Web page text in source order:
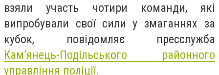
взяли участь чотири команди, які
випробували свої сили у змаганнях за
кубок, повідомляє пресслужба
Кам’янець-Подільського районного
управління поліції.